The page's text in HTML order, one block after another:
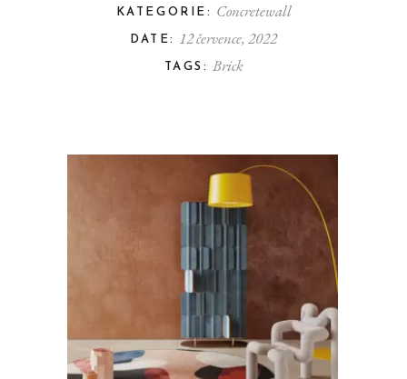
KATEGORIE: Concretewall
DATE: 12 července, 2022
TAGS: Brick